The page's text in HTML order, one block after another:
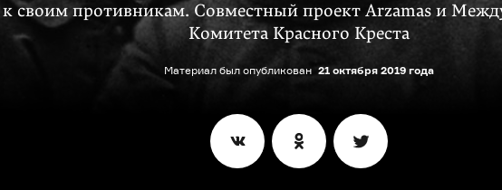
к своим противникам. Совместный проект Arzamas и
Комитета Красного Креста
Материал был опубликован 21 октября 2019 года